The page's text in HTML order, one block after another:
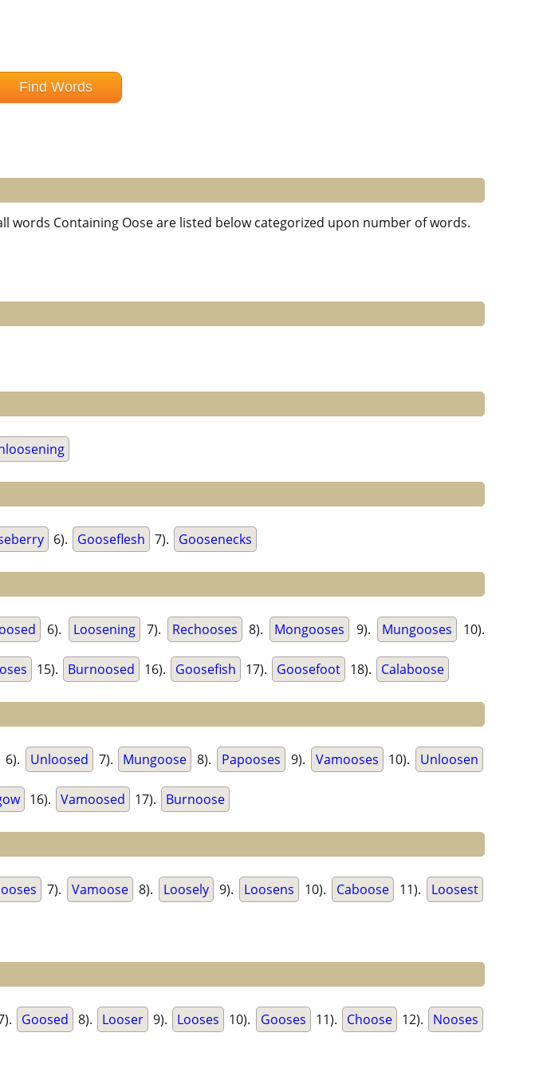
Containing Oose are listed below categorized upon number of words.
6). Gooseflesh 7). Goosenecks
6). Loosening 7). Rechooses 8). Mongooses 9). Mungooses 10).
15). Burnoosed 16). Goosefish 17). Goosefoot 18). Calaboose
6). Unloosed 7). Mungoose 8). Papooses 9). Vamooses 10). Unloosen
16). Vamoosed 17). Burnoose
7). Vamoose 8). Loosely 9). Loosens 10). Caboose 11). Loosest
Goosed 8). Looser 9). Looses 10). Gooses 11). Choose 12). Nooses